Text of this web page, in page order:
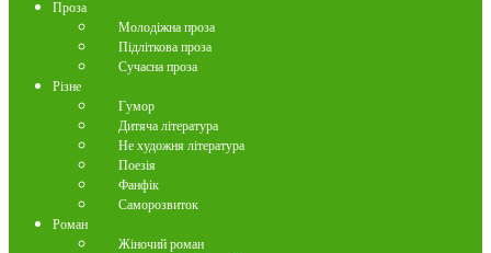
Проза
Молодіжна проза
Підліткова проза
Сучасна проза
Різне
Гумор
Дитяча література
Не художня література
Поезія
Фанфік
Саморозвиток
Роман
Жіночий роман